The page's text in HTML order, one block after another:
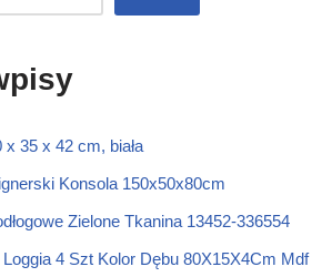
x 35 x 42 cm, biała
Konsola 150x50x80cm
Zielone Tkanina 13452-336554
Loggia 4 Szt Kolor Dębu 80X15X4Cm Mdf